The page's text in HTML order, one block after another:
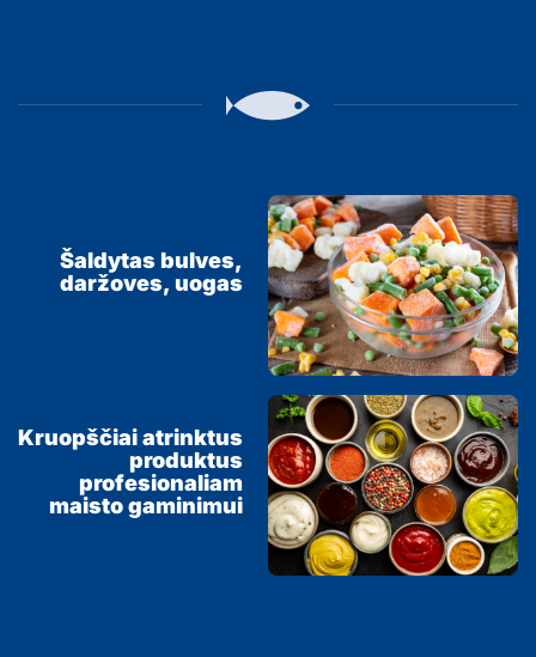
Šaldytas bulves,
daržoves, uogas
Kruopščiai atrinktus
produktus
profesionaliam
maisto gaminimui